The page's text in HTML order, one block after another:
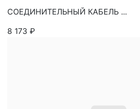
СОЕДИНИТЕЛЬНЫЙ КАБЕЛЬ ...
8 173 ₽